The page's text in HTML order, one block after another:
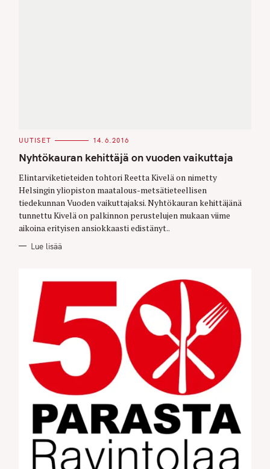
C
T
E
O
R
I
S
UUTISET 14.6.2016
Nyhtökauran kehittäjä on vuoden vaikuttaja
Elintarviketieteiden tohtori Reetta Kivelä on nimetty
Helsingin yliopiston maatalous-metsätieteellisen
tiedekunnan Vuoden vaikuttajaksi. Nyhtökauran kehittäjänä
tunnettu Kivelä on palkinnon perustelujen mukaan viime
aikoina erityisen ansiokkaasti edistänyt..
Lue lisää